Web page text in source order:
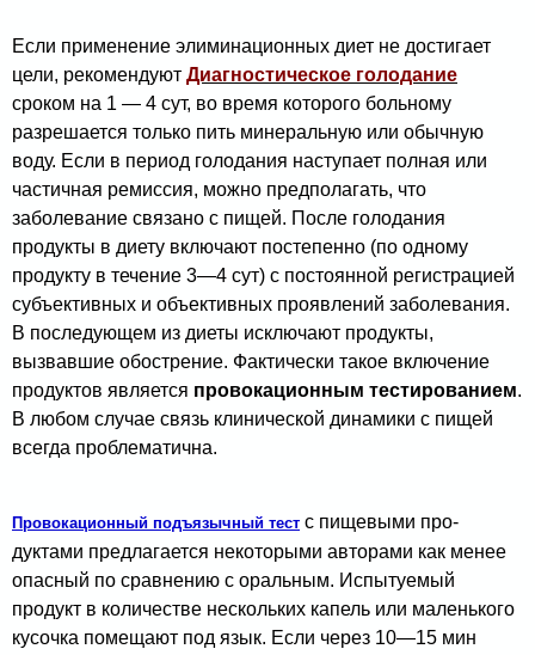
Если применение элиминационных диет не достигает
цели, рекомендуют Диагностическое голодание
сроком на 1 — 4 сут, во время которого больному
разрешается только пить минеральную или обычную
воду. Если в период голодания наступает полная или
частичная ре­миссия, можно предполагать, что
заболевание связано с пищей. После голодания
продукты в диету включают постепенно (по одному
продукту в течение 3—4 сут) с постоянной регистрацией
субъективных и объективных проявлений заболевания.
В последующем из диеты исключают продукты,
вызвавшие обострение. Фактически такое включение
продуктов является провокационным тестированием.
В любом случае связь клинической динамики с пищей
всегда проблематична.
Провокационный подъязычный тест с пищевыми про­
дуктами предлагается некоторыми авторами как менее
опасный по сравнению с оральным. Испытуемый
продукт в количестве нескольких капель или маленького
кусочка помещают под язык. Если через 10—15 мин